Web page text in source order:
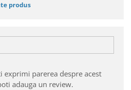
produs
exprimi parerea despre acest
adauga un review.